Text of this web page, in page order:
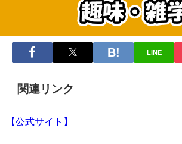
LINE
関連リンク
【公式サイト】